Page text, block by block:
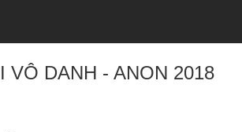
VÔ DANH - ANON 2018